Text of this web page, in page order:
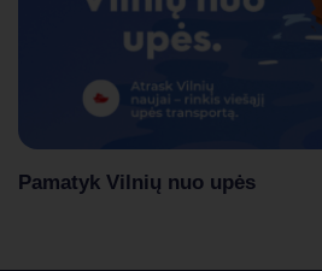
Pamatyk Vilnių nuo upės